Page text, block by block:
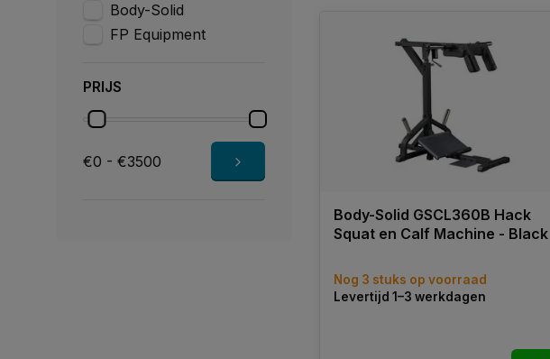
Body-Solid
FP Equipment
PRIJS
€0 - €3500
Body-Solid GSCL360B Hack
Squat en Calf Machine - Black
Nog 3 stuks op voorraad
Levertijd 1–3 werkdagen